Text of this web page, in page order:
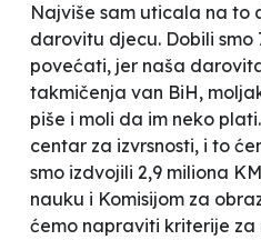
Najviše sam uticala na to
darovitu djecu. Dobili smo
povećati, jer naša
takmičenja van BiH,
piše i moli da im neko
centar za izvrsnosti, i to
smo izdvojili 2,9 miliona
nauku i Komisijom za
ćemo napraviti kriterije za